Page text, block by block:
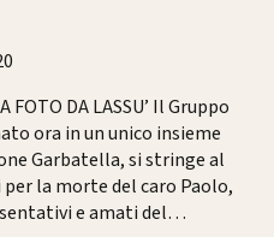
FOTO DA LASSU’ Il Gruppo
ora in un unico insieme
Garbatella, si stringe al
la morte del caro Paolo,
e amati del…